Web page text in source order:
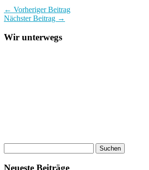
← Vorheriger Beitrag
Nächster Beitrag →
Wir unterwegs
Neueste Beiträge